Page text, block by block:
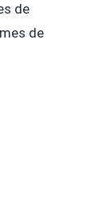
de
de